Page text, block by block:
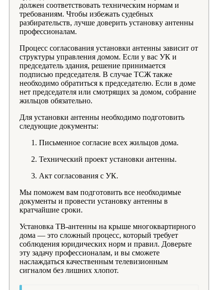
должен соответствовать техническим нормам и
требованиям. Чтобы избежать судебных
разбирательств, лучше доверить установку антенны
профессионалам.
Процесс согласования установки антенны зависит от
структуры управления домом. Если у вас УК и
председатель здания, решение принимается
подписью председателя. В случае ТСЖ также
необходимо обратиться к председателю. Если в доме
нет председателя или смотрящих за домом, собрание
жильцов обязательно.
Для установки антенны необходимо подготовить
следующие документы:
Письменное согласие всех жильцов дома.
Технический проект установки антенны.
Акт согласования с УК.
Мы поможем вам подготовить все необходимые
документы и провести установку антенны в
кратчайшие сроки.
Установка ТВ-антенны на крыше многоквартирного
дома — это сложный процесс, который требует
соблюдения юридических норм и правил. Доверьте
эту задачу профессионалам, и вы сможете
наслаждаться качественным телевизионным
сигналом без лишних хлопот.